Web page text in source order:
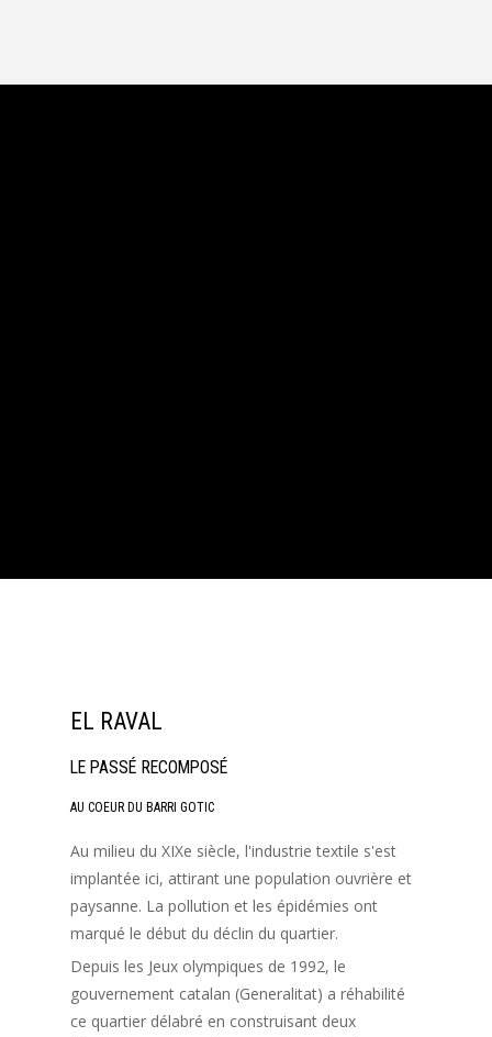
EL RAVAL
LE PASSÉ RECOMPOSÉ
AU COEUR DU BARRI GOTIC
Au milieu du XIXe siècle, l'industrie textile s'est
implantée ici, attirant une population ouvrière et
paysanne. La pollution et les épidémies ont
marqué le début du déclin du quartier.
Depuis les Jeux olympiques de 1992, le
gouvernement catalan (Generalitat) a réhabilité
ce quartier délabré en construisant deux